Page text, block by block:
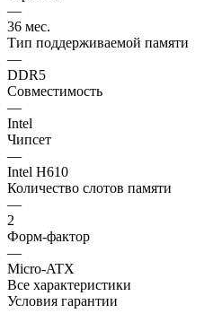
—
36 мес.
Тип поддерживаемой памяти
—
DDR5
Совместимость
—
Intel
Чипсет
—
Intel H610
Количество слотов памяти
—
2
Форм-фактор
—
Micro-ATX
Все характеристики
Условия гарантии